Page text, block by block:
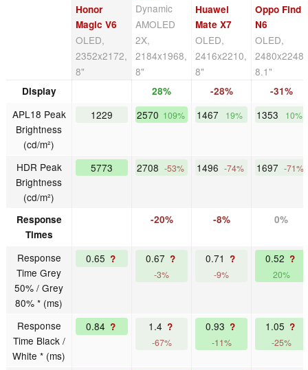
Honor
Magic V6
OLED,
2352x2172,
8"
Dynamic
AMOLED
2X,
2184x1968,
8"
Huawei
Mate X7
OLED,
2416x2210,
8"
Oppo Find
N6
OLED,
2480x2248,
8.1"
Display 28% -28% -31%
APL18 Peak
Brightness
(cd/m²)
1229 2570 109% 1467 19% 1353 10%
HDR Peak
Brightness
(cd/m²)
5773 2708 -53% 1496 -74% 1697 -71%
Response
Times
-20% -8% 0%
Response
Time Grey
50% / Grey
80% * (ms)
0.65 ? 0.67 ?
-3%
0.71 ?
-9%
0.52 ?
20%
Response
Time Black /
White * (ms)
0.84 ? 1.4 ?
-67%
0.93 ?
-11%
1.05 ?
-25%